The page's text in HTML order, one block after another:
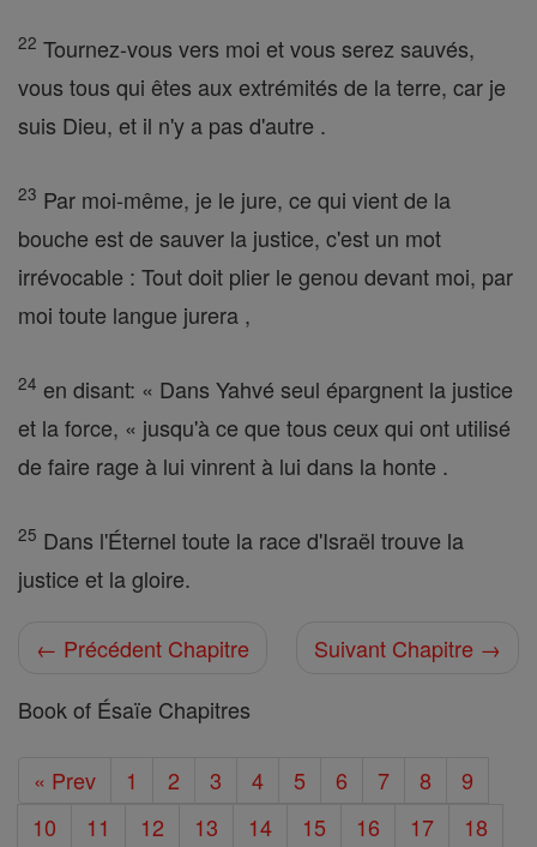
22 Tournez-vous vers moi et vous serez sauvés,
vous tous qui êtes aux extrémités de la terre, car je
suis Dieu, et il n'y a pas d'autre .
23 Par moi-même, je le jure, ce qui vient de la
bouche est de sauver la justice, c'est un mot
irrévocable : Tout doit plier le genou devant moi, par
moi toute langue jurera ,
24 en disant: « Dans Yahvé seul épargnent la justice
et la force, « jusqu'à ce que tous ceux qui ont utilisé
de faire rage à lui vinrent à lui dans la honte .
25 Dans l'Éternel toute la race d'Israël trouve la
justice et la gloire.
← Précédent Chapitre
Suivant Chapitre →
Book of Ésaïe Chapitres
« Prev 1 2 3 4 5 6 7 8
9
10
11 12 13 14 15 16 17
18